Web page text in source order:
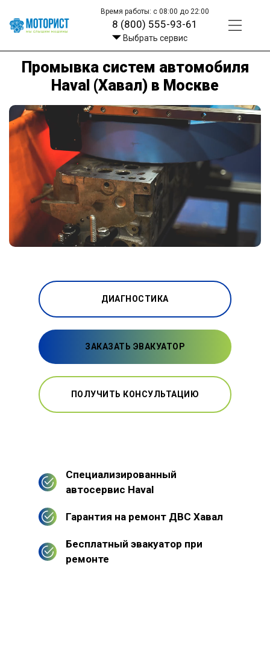
Время работы: с 08:00 до 22:00
8 (800) 555-93-61
Выбрать сервис
Промывка систем автомобиля
Haval (Хавал) в Москве
ДИАГНОСТИКА
ЗАКАЗАТЬ ЭВАКУАТОР
ПОЛУЧИТЬ КОНСУЛЬТАЦИЮ
Специализированный
автосервис Haval
Гарантия на ремонт ДВС Хавал
Бесплатный эвакуатор при
ремонте